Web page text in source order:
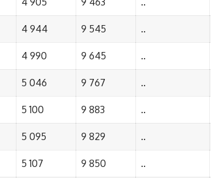
4 944 9 545 ..
4 990 9 645 ..
5 046 9 767 ..
5 100 9 883 ..
5 095 9 829 ..
5 107 9 850 ..